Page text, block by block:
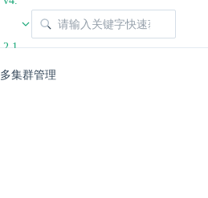
2.1
多集群管理